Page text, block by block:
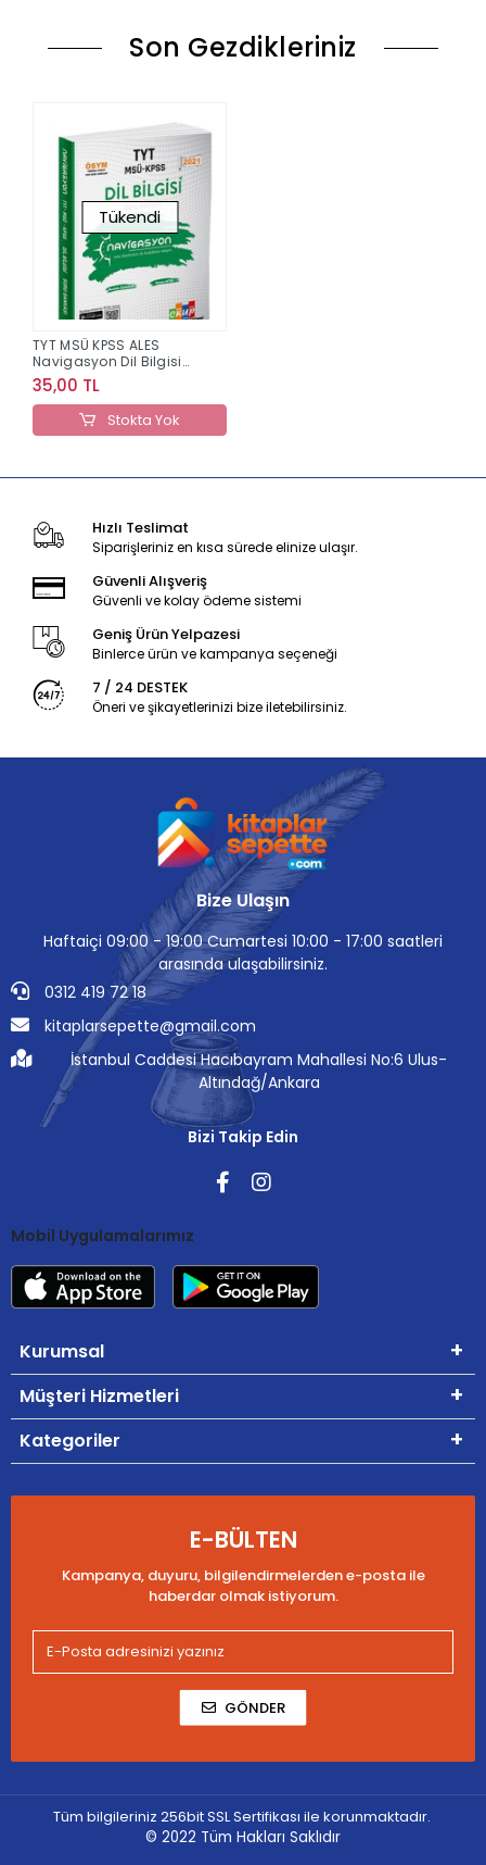
Son Gezdikleriniz
Tükendi
TYT MSÜ KPSS ALES
Navigasyon Dil Bilgisi
Soru Bankası
35,00 TL
Stokta Yok
Hızlı Teslimat
Siparişleriniz en kısa sürede elinize ulaşır.
Güvenli Alışveriş
Güvenli ve kolay ödeme sistemi
Geniş Ürün Yelpazesi
Binlerce ürün ve kampanya seçeneği
7 / 24 DESTEK
Öneri ve şikayetlerinizi bize iletebilirsiniz.
Bize Ulaşın
Haftaiçi 09:00 - 19:00 Cumartesi 10:00 - 17:00 saatleri
arasında ulaşabilirsiniz.
0312 419 72 18
kitaplarsepette@gmail.com
İstanbul Caddesi Hacıbayram Mahallesi No:6 Ulus-
Altındağ/Ankara
Bizi Takip Edin
Mobil Uygulamalarımız
Kurumsal
Müşteri Hizmetleri
Kategoriler
E-BÜLTEN
Kampanya, duyuru, bilgilendirmelerden e-posta ile
haberdar olmak istiyorum.
GÖNDER
Tüm bilgileriniz 256bit SSL Sertifikası ile korunmaktadır.
© 2022 Tüm Hakları Saklıdır